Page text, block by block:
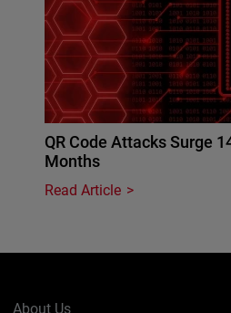
QR Code Attacks Surge
Months
Read Article
About Us